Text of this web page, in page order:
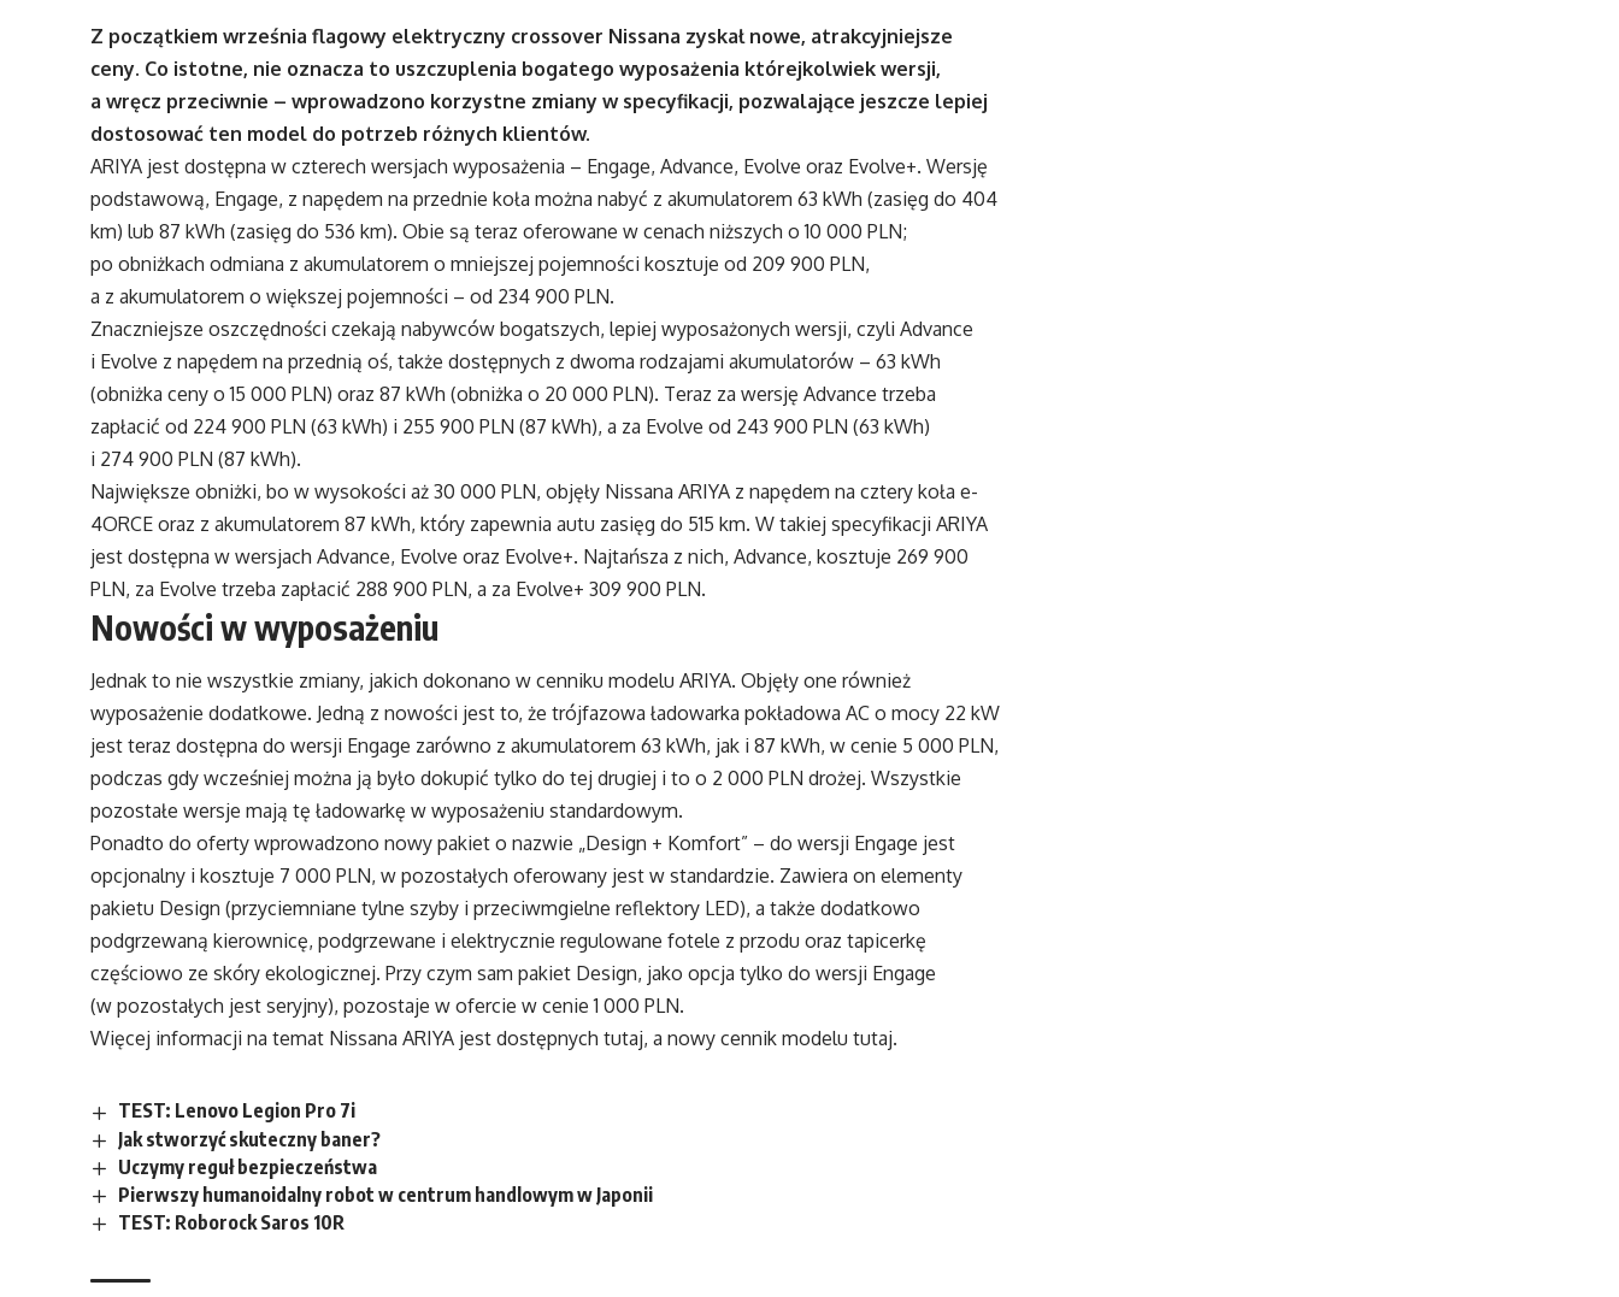
Z początkiem września flagowy elektryczny crossover Nissana zyskał nowe, atrakcyjniejsze
ceny. Co istotne, nie oznacza to uszczuplenia bogatego wyposażenia którejkolwiek wersji,
a wręcz przeciwnie – wprowadzono korzystne zmiany w specyfikacji, pozwalające jeszcze lepiej
dostosować ten model do potrzeb różnych klientów.
ARIYA jest dostępna w czterech wersjach wyposażenia – Engage, Advance, Evolve oraz Evolve+. Wersję
podstawową, Engage, z napędem na przednie koła można nabyć z akumulatorem 63 kWh (zasięg do 404
km) lub 87 kWh (zasięg do 536 km). Obie są teraz oferowane w cenach niższych o 10 000 PLN;
po obniżkach odmiana z akumulatorem o mniejszej pojemności kosztuje od 209 900 PLN,
a z akumulatorem o większej pojemności – od 234 900 PLN.
Znaczniejsze oszczędności czekają nabywców bogatszych, lepiej wyposażonych wersji, czyli Advance
i Evolve z napędem na przednią oś, także dostępnych z dwoma rodzajami akumulatorów – 63 kWh
(obniżka ceny o 15 000 PLN) oraz 87 kWh (obniżka o 20 000 PLN). Teraz za wersję Advance trzeba
zapłacić od 224 900 PLN (63 kWh) i 255 900 PLN (87 kWh), a za Evolve od 243 900 PLN (63 kWh)
i 274 900 PLN (87 kWh).
Największe obniżki, bo w wysokości aż 30 000 PLN, objęły Nissana ARIYA z napędem na cztery koła e-
4ORCE oraz z akumulatorem 87 kWh, który zapewnia autu zasięg do 515 km. W takiej specyfikacji ARIYA
jest dostępna w wersjach Advance, Evolve oraz Evolve+. Najtańsza z nich, Advance, kosztuje 269 900
PLN, za Evolve trzeba zapłacić 288 900 PLN, a za Evolve+ 309 900 PLN.
Nowości w wyposażeniu
Jednak to nie wszystkie zmiany, jakich dokonano w cenniku modelu ARIYA. Objęły one również
wyposażenie dodatkowe. Jedną z nowości jest to, że trójfazowa ładowarka pokładowa AC o mocy 22 kW
jest teraz dostępna do wersji Engage zarówno z akumulatorem 63 kWh, jak i 87 kWh, w cenie 5 000 PLN,
podczas gdy wcześniej można ją było dokupić tylko do tej drugiej i to o 2 000 PLN drożej. Wszystkie
pozostałe wersje mają tę ładowarkę w wyposażeniu standardowym.
Ponadto do oferty wprowadzono nowy pakiet o nazwie „Design + Komfort” – do wersji Engage jest
opcjonalny i kosztuje 7 000 PLN, w pozostałych oferowany jest w standardzie. Zawiera on elementy
pakietu Design (przyciemniane tylne szyby i przeciwmgielne reflektory LED), a także dodatkowo
podgrzewaną kierownicę, podgrzewane i elektrycznie regulowane fotele z przodu oraz tapicerkę
częściowo ze skóry ekologicznej. Przy czym sam pakiet Design, jako opcja tylko do wersji Engage
(w pozostałych jest seryjny), pozostaje w ofercie w cenie 1 000 PLN.
Więcej informacji na temat Nissana ARIYA jest dostępnychtutaj, a nowy cennik modelututaj.
TEST: Lenovo Legion Pro 7i
Jak stworzyć skuteczny baner?
Uczymy reguł bezpieczeństwa
Pierwszy humanoidalny robot w centrum handlowym w Japonii
TEST: Roborock Saros 10R